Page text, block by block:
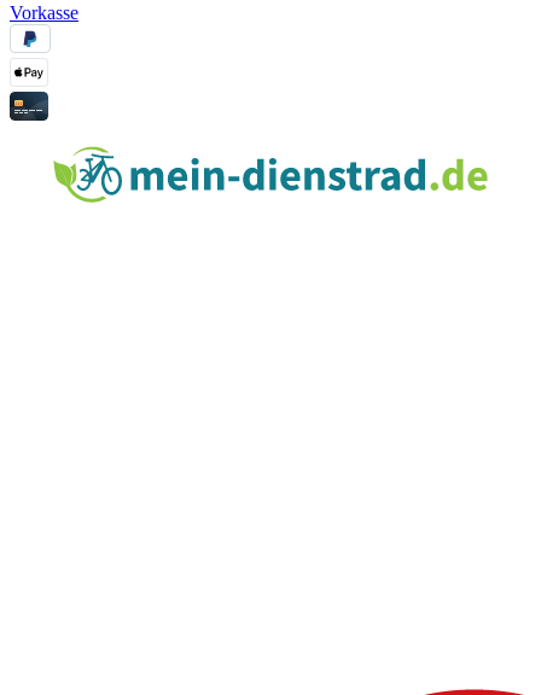
Vorkasse